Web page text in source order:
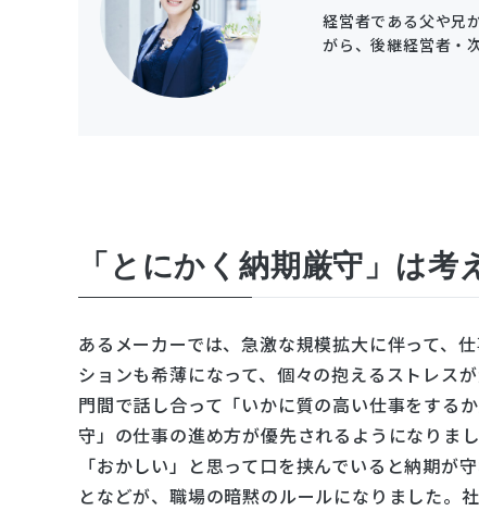
経営者である父や兄
がら、後継経営者・
「とにかく納期厳守」は
あるメーカーでは、急激な規模拡大に伴って、
ションも希薄になって、個々の抱えるストレス
門間で話し合って「いかに質の高い仕事をする
守」の仕事の進め方が優先されるようになりまし
「おかしい」と思って口を挟んでいると納期が
となどが、職場の暗黙のルールになりました。